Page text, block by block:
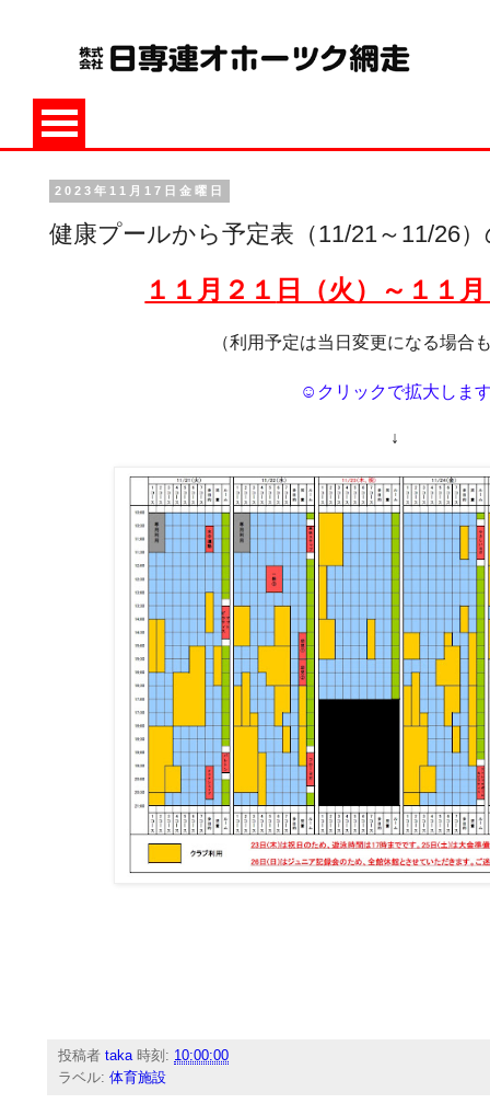
2023年11月17日金曜日
健康プールから予定表（11/21～11/26
１１月２１ 日（火）～１１
（利用予定は当日変更になる場合
☺クリックで拡大しま
↓
投稿者taka 時刻: 10:00:00
ラベル:体育施設